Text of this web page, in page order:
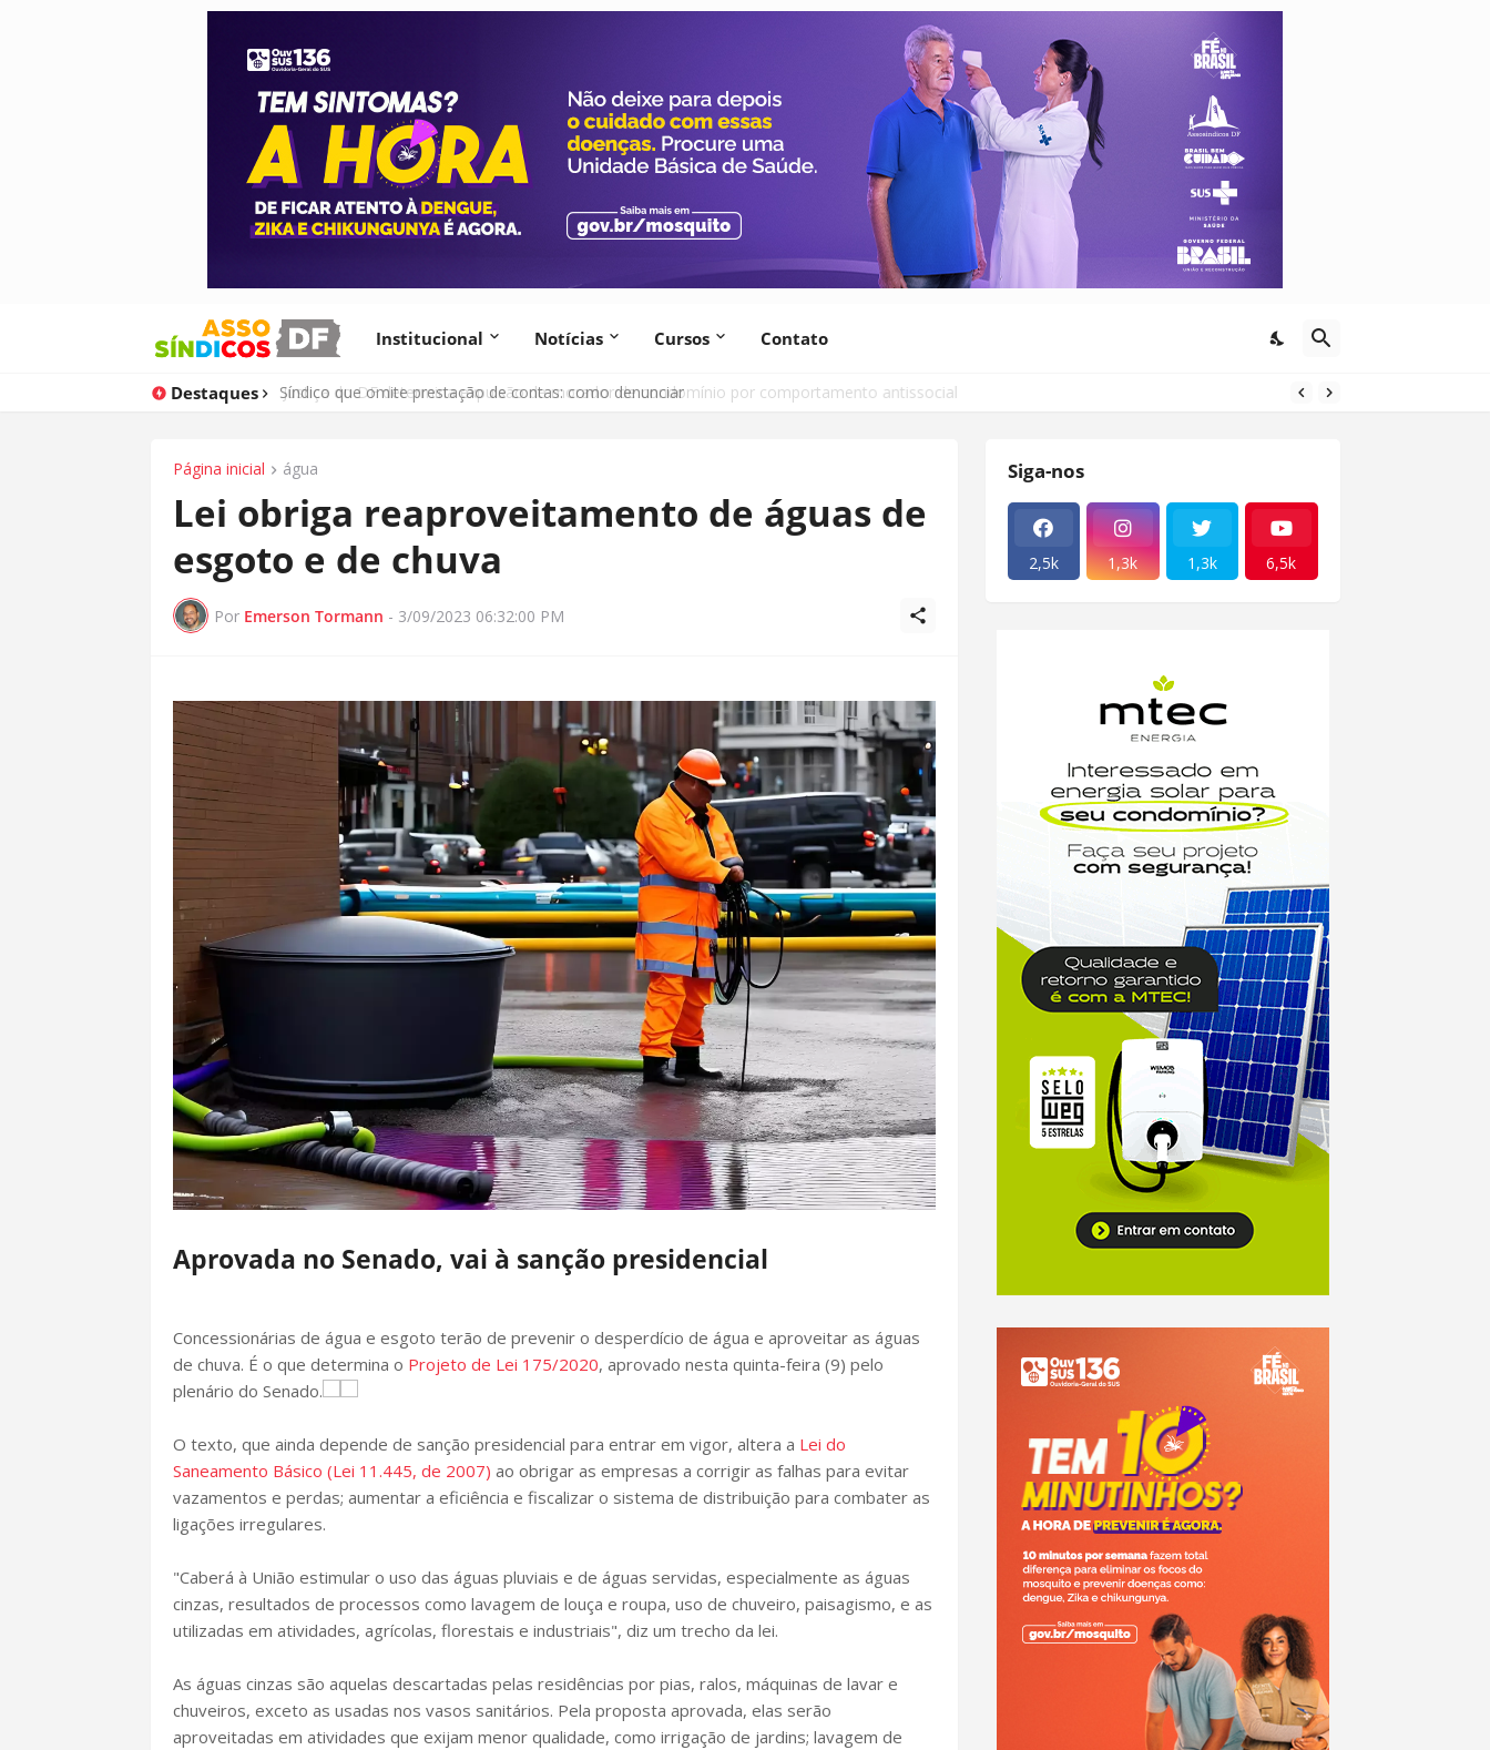
Institucional Notícias Cursos Contato
Destaques Justiça do DF determina expulsão de morador de condomínio por comportamento antissocial
Página inicial água
Lei obriga reaproveitamento de águas de
esgoto e de chuva
Por Emerson Tormann - 3/09/2023 06:32:00 PM
Aprovada no Senado, vai à sanção presidencial
Concessionárias de água e esgoto terão de prevenir o desperdício de água e aproveitar as águas
de chuva. É o que determina o Projeto de Lei 175/2020, aprovado nesta quinta-feira (9) pelo
plenário do Senado.
O texto, que ainda depende de sanção presidencial para entrar em vigor, altera a Lei do
Saneamento Básico (Lei 11.445, de 2007) ao obrigar as empresas a corrigir as falhas para evitar
vazamentos e perdas; aumentar a eficiência e fiscalizar o sistema de distribuição para combater as
ligações irregulares.
"Caberá à União estimular o uso das águas pluviais e de águas servidas, especialmente as águas
cinzas, resultados de processos como lavagem de louça e roupa, uso de chuveiro, paisagismo, e as
utilizadas em atividades, agrícolas, florestais e industriais", diz um trecho da lei.
As águas cinzas são aquelas descartadas pelas residências por pias, ralos, máquinas de lavar e
chuveiros, exceto as usadas nos vasos sanitários. Pela proposta aprovada, elas serão
aproveitadas em atividades que exijam menor qualidade, como irrigação de jardins; lavagem de
Siga-nos
2,5k 1,3k 1,3k 6,5k